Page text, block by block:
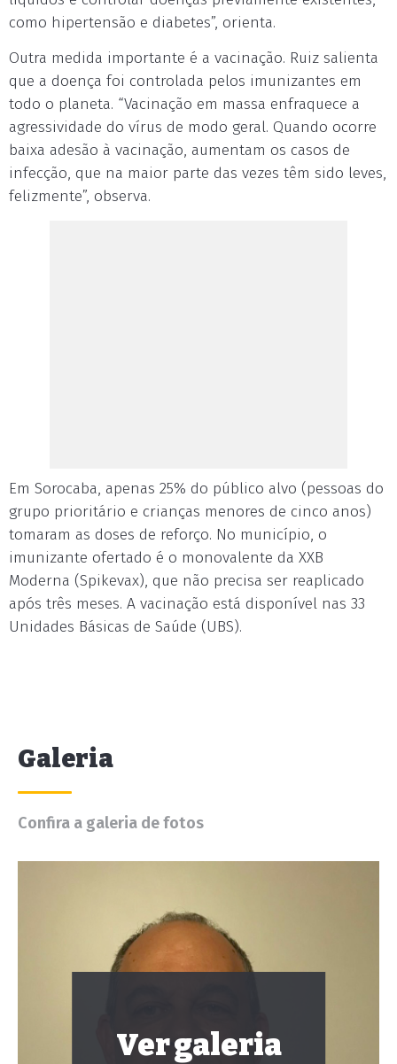
como hipertensão e diabetes”, orienta.
Outra medida importante é a vacinação. Ruiz salienta
que a doença foi controlada pelos imunizantes em
todo o planeta. “Vacinação em massa enfraquece a
agressividade do vírus de modo geral. Quando ocorre
baixa adesão à vacinação, aumentam os casos de
infecção, que na maior parte das vezes têm sido leves,
felizmente”, observa.
Em Sorocaba, apenas 25% do público alvo (pessoas do
grupo prioritário e crianças menores de cinco anos)
tomaram as doses de reforço. No município, o
imunizante ofertado é o monovalente da XXB
Moderna (Spikevax), que não precisa ser reaplicado
após três meses. A vacinação está disponível nas 33
Unidades Básicas de Saúde (UBS).
Galeria
Confira a galeria de fotos
Ver galeria